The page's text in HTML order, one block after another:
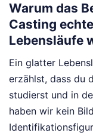
Warum das
Casting
Lebensläufe
Ein glatter
erzählst, dass du
studierst und in
haben wir kein